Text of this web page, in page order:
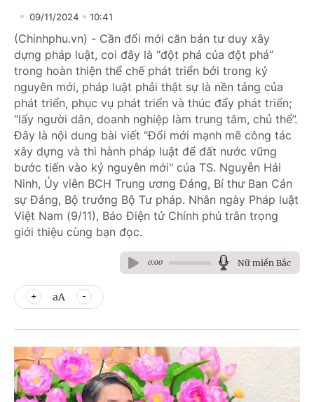
09/11/2024 10:41
(Chinhphu.vn) - Cần đổi mới căn bản tư duy xây
dựng pháp luật, coi đây là “đột phá của đột phá”
trong hoàn thiện thể chế phát triển bởi trong kỷ
nguyên mới, pháp luật phải thật sự là nền tảng của
phát triển, phục vụ phát triển và thúc đẩy phát triển;
“lấy người dân, doanh nghiệp làm trung tâm, chủ thể”.
Đây là nội dung bài viết "Đổi mới mạnh mẽ công tác
xây dựng và thi hành pháp luật để đất nước vững
bước tiến vào kỷ nguyên mới" của TS. Nguyễn Hải
Ninh, Ủy viên BCH Trung ương Đảng, Bí thư Ban Cán
sự Đảng, Bộ trưởng Bộ Tư pháp. Nhân ngày Pháp luật
Việt Nam (9/11), Báo Điện tử Chính phủ trân trọng
giới thiệu cùng bạn đọc.
0:00 Nữ miền Bắc
aA